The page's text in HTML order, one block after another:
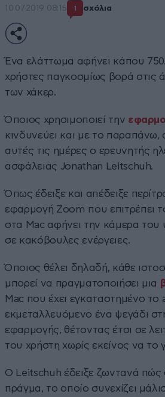
10·07·2019 08:15 1 σχόλια
Ένα ελάττωμα αφήνει κάπου
χρήστες παγκοσμίως βορά στις
των χάκερ.
Όποιος χρησιμοποιεί την
κινδυνεύει και με το
αυτές τις ημέρες ο ερευνητής
ασφάλειας Jonathan Leitschuh.
Όπως έδειξε και απέδειξε
εφαρμογή Zoom που επιτρέπει
στα Mac αφήνει την κάμερα του
σε κακόβουλες ενέργειες.
Όποιος θέλει δηλαδή, κάθε
μπορεί να πραγματοποιήσει μια
Mac που έχει εγκαταστημένο το
εκμεταλλευόμενο ένα ψεγάδι
εφαρμογής, θέτοντας έτσι σε
του χρήστη χωρίς εκείνος να το
Ο Leitschuh έδειξε ζωντανά πώς
πράγμα, το οποίο συνεχίζει